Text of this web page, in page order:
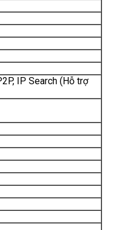
IP Search (Hỗ trợ